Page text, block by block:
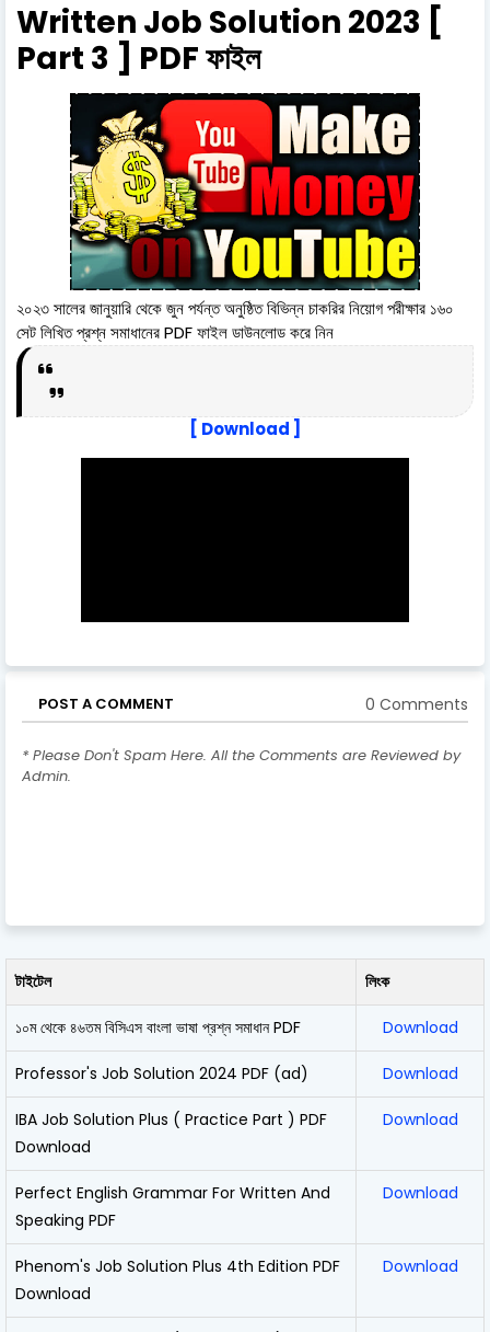
Written Job Solution 2023 [
Part 3 ] PDF ফাইল
২০২৩ সালের জানুয়ারি থেকে জুন পর্যন্ত অনুষ্ঠিত বিভিন্ন চাকরির নিয়োগ পরীক্ষার ১৬০
সেট লিখিত প্রশ্ন সমাধানের PDF ফাইল ডাউনলোড করে নিন
[ Download ]
POST A COMMENT 0 Comments
* Please Don't Spam Here. All the Comments are Reviewed by
Admin.
টাইটেল লিংক
১০ম থেকে ৪৬তম বিসিএস বাংলা ভাষা প্রশ্ন সমাধান PDF Download
Professor's Job Solution 2024 PDF (ad) Download
IBA Job Solution Plus ( Practice Part ) PDF
Download
Download
Perfect English Grammar For Written And
Speaking PDF
Download
Phenom's Job Solution Plus 4th Edition PDF
Download
Download